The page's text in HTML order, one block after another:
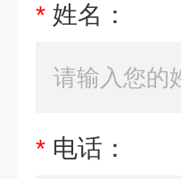
* 姓名：
* 电话：